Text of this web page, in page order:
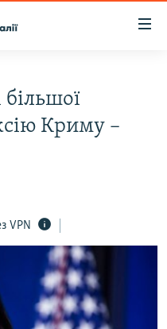
більшої
Криму –
VPN